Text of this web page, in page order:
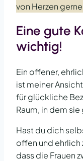
von Herzen
Eine gute
wichtig!
Ein offener,
ist meiner
für glückliche
Raum, in dem
Hast du dich
offen und ehrlich
dass die Frauen